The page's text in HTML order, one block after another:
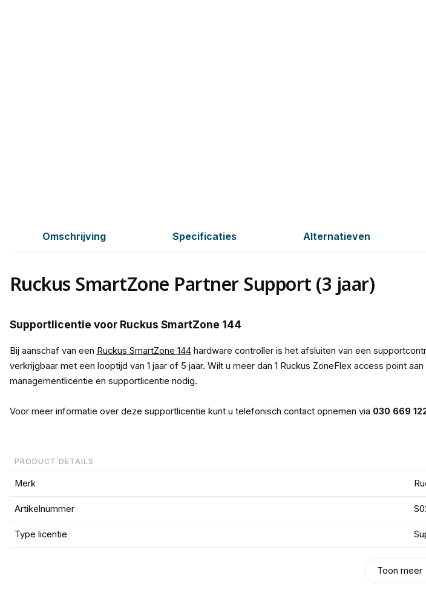
Omschrijving Specificaties Alternatieven
Ruckus SmartZone Partner Support (3 jaar)
Supportlicentie voor Ruckus SmartZone 144
Bij aanschaf van een Ruckus SmartZone 144hardware controller is het afsluiten van een
verkrijgbaar met een looptijd van 1 jaar of 5 jaar. Wilt u meer dan 1 Ruckus ZoneFlex access point
managementlicentie en supportlicentie nodig.
Voor meer informatie over deze supportlicentie kunt u telefonisch contact opnemen via 030 669
PRODUCT DETAILS
Merk
Artikelnummer
Type licentie
Toon meer